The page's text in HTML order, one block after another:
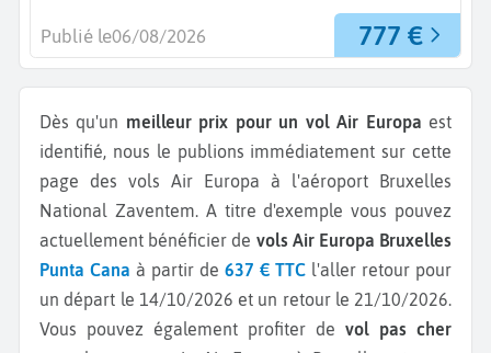
777 €
Publié le06/08/2026
Dès qu'un meilleur prix pour un vol Air Europa est
identifié, nous le publions immédiatement sur cette
page des vols Air Europa à l'aéroport Bruxelles
National Zaventem. A titre d'exemple vous pouvez
actuellement bénéficier de vols Air Europa Bruxelles
Punta Cana à partir de 637 € TTC l'aller retour pour
un départ le 14/10/2026 et un retour le 21/10/2026.
Vous pouvez également profiter de vol pas cher